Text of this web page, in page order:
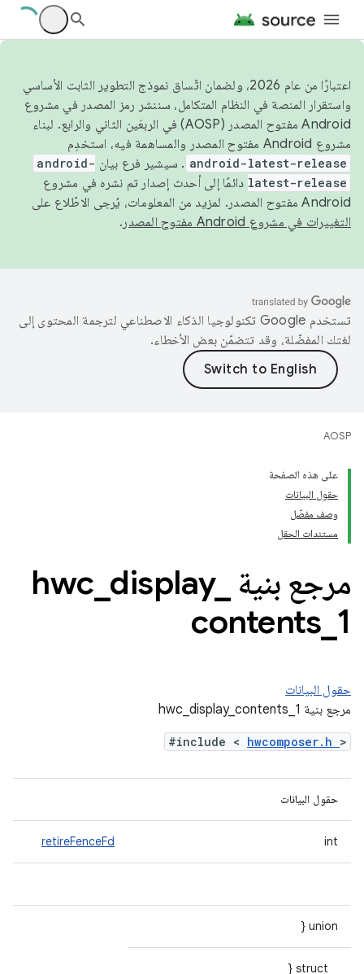
اعتبارًا من عام 2026، ولضمان اتّساق نموذج التطوير الثابت الأساسي
واستقرار المنصة في النظام المتكامل، سننشر رمز المصدر في مشروع
Android مفتوح المصدر (AOSP) في الربعَين الثاني والرابع. لبناء
مشروع Android مفتوح المصدر والمساهمة فيه، استخدِم
android-latest-release . سيشير فرع بيان android-
latest-release دائمًا إلى أحدث إصدار تم نشره في مشروع
Android مفتوح المصدر. لمزيد من المعلومات، يُرجى الاطّلاع على
التغييرات في مشروع Android مفتوح المصدر
.
تستخدم Google تكنولوجيا الذكاء الاصطناعي لترجمة المحتوى إلى
لغتك المفضّلة، وقد تتضمّن بعض الأخطاء.
AOSP
على هذه الصفحة
حقول البيانات
وصف مفصّل
مستندات الحقل
مرجع بنية hwc display_
contents 1
حقول البيانات
مرجع بنية hwc_display_contents_1
#include < hwcomposer.h >
حقول البيانات
int
retireFenceFd
union {